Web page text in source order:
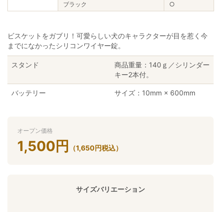
ブラック
○
ビスケットをガブリ！可愛らしい犬のキャラクターが目を惹く今
までになかったシリコンワイヤー錠。
スタンド
商品重量：140ｇ／シリンダー
キー2本付。
バッテリー サイズ：10mm × 600mm
オープン価格
1,500 円 （1,650円税込）
サイズバリエーション